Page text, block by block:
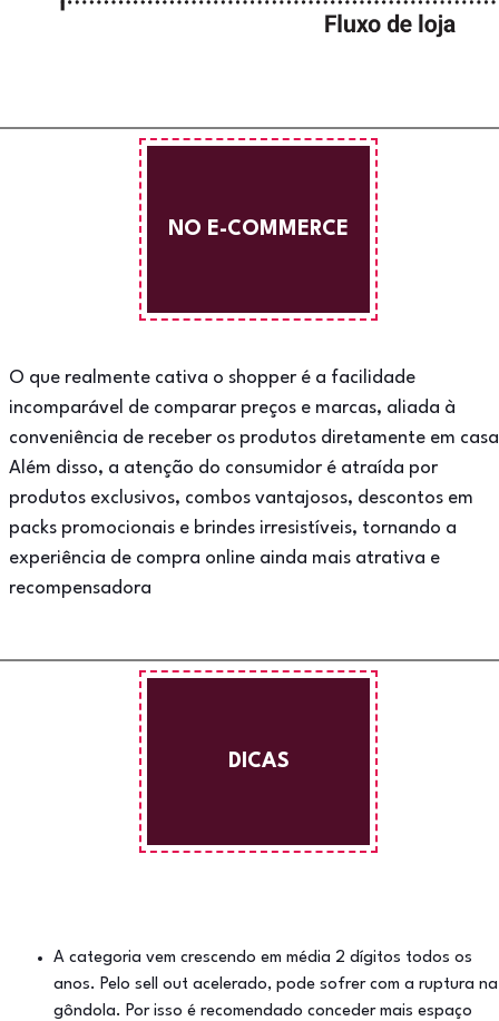
NO E-COMMERCE
O que realmente cativa o shopper é a facilidade
incomparável de comparar preços e marcas, aliada à
conveniência de receber os produtos diretamente em
Além disso, a atenção do consumidor é atraída por
produtos exclusivos, combos vantajosos, descontos em
packs promocionais e brindes irresistíveis, tornando a
experiência de compra online ainda mais atrativa e
recompensadora
DICAS
A categoria vem crescendo em média 2 dígitos todos os
anos. Pelo sell out acelerado, pode sofrer com a ruptura na
gôndola. Por isso é recomendado conceder mais espaço